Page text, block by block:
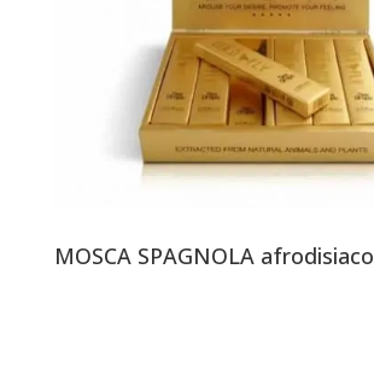
MOSCA SPAGNOLA afrodisiaco